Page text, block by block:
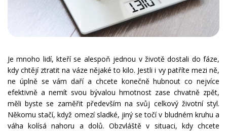
Je mnoho lidí, kteří se alespoň jednou v životě dostali do fáze,
kdy chtějí ztratit na váze nějaké to kilo. Jestli i vy patříte mezi ně,
ne úplně se vám daří a chcete konečně hubnout co nejvíce
efektivně a nemít svou bývalou hmotnost zase chvatně zpět,
měli byste se zaměřit především na svůj celkový životní styl.
Někomu stačí, když omezí sladké, jiný se točí v bludném kruhu a
váha kolísá nahoru a dolů. Obzvláště v situaci, kdy chcete